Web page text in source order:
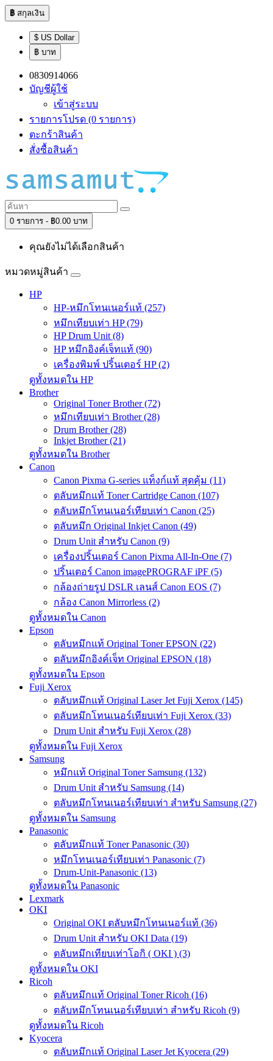
฿ สกุลเงิน
$ US Dollar
฿ บาท
0830914066
บัญชีผู้ใช้
เข้าสู่ระบบ
รายการโปรด (0 รายการ)
ตะกร้าสินค้า
สั่งซื้อสินค้า
0 รายการ - ฿0.00 บาท
คุณยังไม่ได้เลือกสินค้า
หมวดหมู่สินค้า
HP
HP-หมึกโทนเนอร์แท้ (257)
หมึกเทียบเท่า HP (79)
HP Drum Unit (8)
HP หมึกอิงค์เจ็ทแท้ (90)
เครื่องพิมพ์ ปริ้นเตอร์ HP (2)
ดูทั้งหมดใน HP
Brother
Original Toner Brother (72)
หมึกเทียบเท่า Brother (28)
Drum Brother (28)
Inkjet Brother (21)
ดูทั้งหมดใน Brother
Canon
Canon Pixma G-series แท็งก์แท้ สุดคุ้ม (11)
ตลับหมึกแท้ Toner Cartridge Canon (107)
ตลับหมึกโทนเนอร์เทียบเท่า Canon (25)
ตลับหมึก Original Inkjet Canon (49)
Drum Unit สำหรับ Canon (9)
เครื่องปริ้นเตอร์ Canon Pixma All-In-One (7)
ปริ้นเตอร์ Canon imagePROGRAF iPF (5)
กล้องถ่ายรูป DSLR เลนส์ Canon EOS (7)
กล้อง Canon Mirrorless (2)
ดูทั้งหมดใน Canon
Epson
ตลับหมึกแท้ Original Toner EPSON (22)
ตลับหมึกอิงค์เจ็ท Original EPSON (18)
ดูทั้งหมดใน Epson
Fuji Xerox
ตลับหมึกแท้ Original Laser Jet Fuji Xerox (145)
ตลับหมึกโทนเนอร์เทียบเท่า Fuji Xerox (33)
Drum Unit สำหรับ Fuji Xerox (28)
ดูทั้งหมดใน Fuji Xerox
Samsung
หมึกแท้ Original Toner Samsung (132)
Drum Unit สำหรับ Samsung (14)
ตลับหมึกโทนเนอร์เทียบเท่า สำหรับ Samsung (27)
ดูทั้งหมดใน Samsung
Panasonic
ตลับหมึกแท้ Toner Panasonic (30)
หมึกโทนเนอร์เทียบเท่า Panasonic (7)
Drum-Unit-Panasonic (13)
ดูทั้งหมดใน Panasonic
Lexmark
OKI
Original OKI ตลับหมึกโทนเนอร์แท้ (36)
Drum Unit สำหรับ OKI Data (19)
ตลับหมึกเทียบเท่าโอกิ ( OKI ) (3)
ดูทั้งหมดใน OKI
Ricoh
ตลับหมึกแท้ Original Toner Ricoh (16)
ตลับหมึกโทนเนอร์เทียบเท่า สำหรับ Ricoh (9)
ดูทั้งหมดใน Ricoh
Kyocera
ตลับหมึกแท้ Original Laser Jet Kyocera (29)